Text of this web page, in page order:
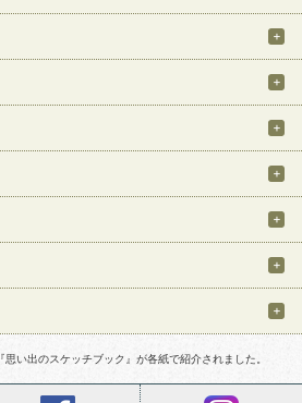
『思い出のスケッチブック』が各紙で紹介されました。